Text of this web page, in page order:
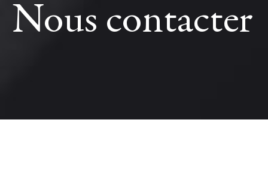
Nous contacter